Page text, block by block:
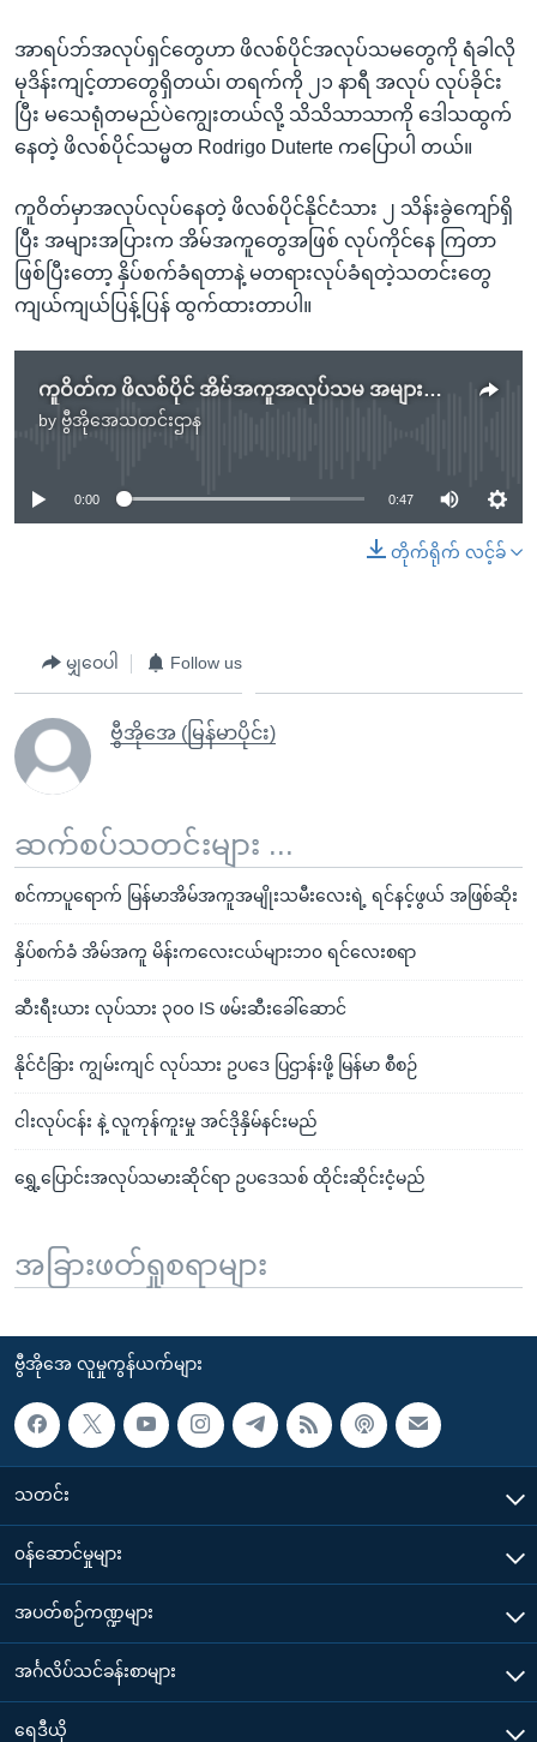
အာရပ်ဘ်အလုပ်ရှင်တွေဟာ ဖိလစ်ပိုင်အလုပ်သမတွေကို ရံခါလို
မုဒိန်းကျင့်တာတွေရှိတယ်၊ တရက်ကို ၂၁ နာရီ အလုပ် လုပ်ခိုင်း
ပြီး မသေရုံတမည်ပဲကျွေးတယ်လို့ သိသိသာသာကို ဒေါသထွက်
နေတဲ့ ဖိလစ်ပိုင်သမ္မတ Rodrigo Duterte ကပြောပါ တယ်။
ကူဝိတ်မှာအလုပ်လုပ်နေတဲ့ ဖိလစ်ပိုင်နိုင်ငံသား ၂ သိန်းခွဲကျော်ရှိ
ပြီး အများအပြားက အိမ်အကူတွေအဖြစ် လုပ်ကိုင်နေ ကြတာ
ဖြစ်ပြီးတော့ နှိပ်စက်ခံရတာနဲ့ မတရားလုပ်ခံရတဲ့သတင်းတွေ
ကျယ်ကျယ်ပြန့်ပြန် ထွက်ထားတာပါ။
ကူဝိတ်က ဖိလစ်ပိုင် အိမ်အကူအလုပ်သမ အများအပြား ပြန်ထွက်နေကြ
by ဗွီအိုအေသတင်းဌာန
No media source currently available
0:00 0:47
တိုက်ရိုက် လင့်ခ်
မျှဝေပါ Follow us
ဗွီအိုအေ (မြန်မာပိုင်း)
ဆက်စပ်သတင်းများ ...
စင်ကာပူရောက် မြန်မာအိမ်အကူအမျိုးသမီးလေးရဲ့ ရင်နင့်ဖွယ် အဖြစ်ဆိုး
နှိပ်စက်ခံ အိမ်အကူ မိန်းကလေးငယ်များဘ၀ ရင်လေးစရာ
ဆီးရီးယား လုပ်သား ၃၀၀ IS ဖမ်းဆီးခေါ်ဆောင်
နိုင်ငံခြား ကျွမ်းကျင် လုပ်သား ဥပဒေ ပြဌာန်းဖို့ မြန်မာ စီစဉ်
ငါးလုပ်ငန်း နဲ့ လူကုန်ကူးမှု အင်ဒိုနှိမ်နင်းမည်
ရွှေ့ပြောင်းအလုပ်သမားဆိုင်ရာ ဥပဒေသစ် ထိုင်းဆိုင်းငံ့မည်
အခြားဖတ်ရှုစရာများ
ဗွီအိုအေ လူမှုကွန်ယက်များ
သတင်း
၀န်ဆောင်မှုများ
အပတ်စဉ်ကဏ္ဍများ
အင်္ဂလိပ်သင်ခန်းစာများ
ရေဒီယို